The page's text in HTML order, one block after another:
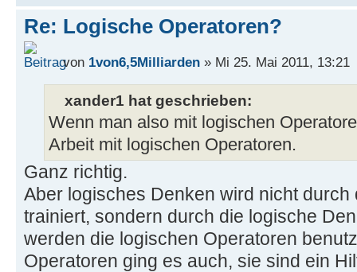
Re: Logische Operatoren?
von 1von6,5Milliarden » Mi 25. Mai 2011, 13:21
xander1 hat geschrieben:
Wenn man also mit logischen
Arbeit mit logischen Operatoren.
Ganz richtig.
Aber logisches Denken wird nicht
trainiert, sondern durch die logische
werden die logischen Operatoren
Operatoren ging es auch, sie sind ein